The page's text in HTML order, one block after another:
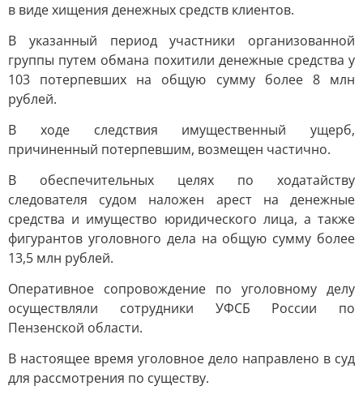
в виде хищения денежных средств клиентов.
В указанный период участники организованной
группы путем обмана похитили денежные средства у
103 потерпевших на общую сумму более 8 млн
рублей.
В ходе следствия имущественный ущерб,
причиненный потерпевшим, возмещен частично.
В обеспечительных целях по ходатайству
следователя судом наложен арест на денежные
средства и имущество юридического лица, а также
фигурантов уголовного дела на общую сумму более
13,5 млн рублей.
Оперативное сопровождение по уголовному делу
осуществляли сотрудники УФСБ России по
Пензенской области.
В настоящее время уголовное дело направлено в суд
для рассмотрения по существу.